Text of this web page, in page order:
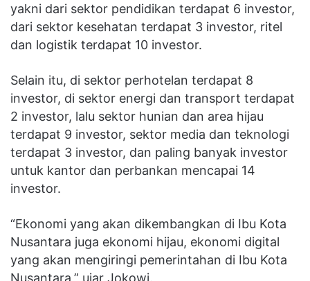
yakni dari sektor pendidikan terdapat 6 investor,
dari sektor kesehatan terdapat 3 investor, ritel
dan logistik terdapat 10 investor.
Selain itu, di sektor perhotelan terdapat 8
investor, di sektor energi dan transport terdapat
2 investor, lalu sektor hunian dan area hijau
terdapat 9 investor, sektor media dan teknologi
terdapat 3 investor, dan paling banyak investor
untuk kantor dan perbankan mencapai 14
investor.
“Ekonomi yang akan dikembangkan di Ibu Kota
Nusantara juga ekonomi hijau, ekonomi digital
yang akan mengiringi pemerintahan di Ibu Kota
Nusantara,” ujar Jokowi.